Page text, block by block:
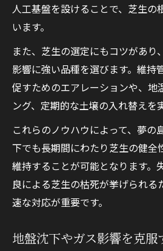
人工基盤を設けることで、芝生の
います。
また、芝生の選定にもコツがあり
影響に強い品種を選びます。維持
促すためのエアレーションや、地
ング、定期的な土壌の入れ替えを
これらのノウハウによって、夢の
下でも長期間にわたり芝生の健全
維持することが可能となります。
良による芝生の枯死が挙げられる
速な対応が重要です。
地盤沈下やガス影響を克服